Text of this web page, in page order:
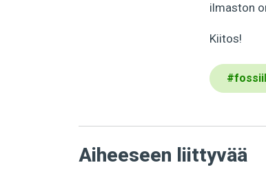
ilmaston
Kiitos!
#
Aiheeseen liittyvää